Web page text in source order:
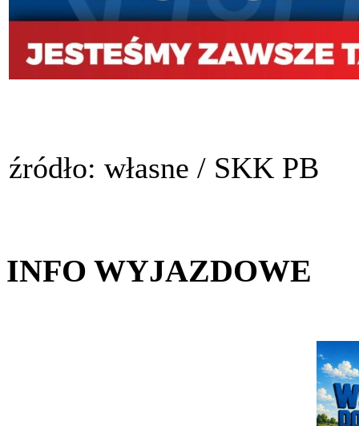
źródło: własne / SKK PB
INFO WYJAZDOWE